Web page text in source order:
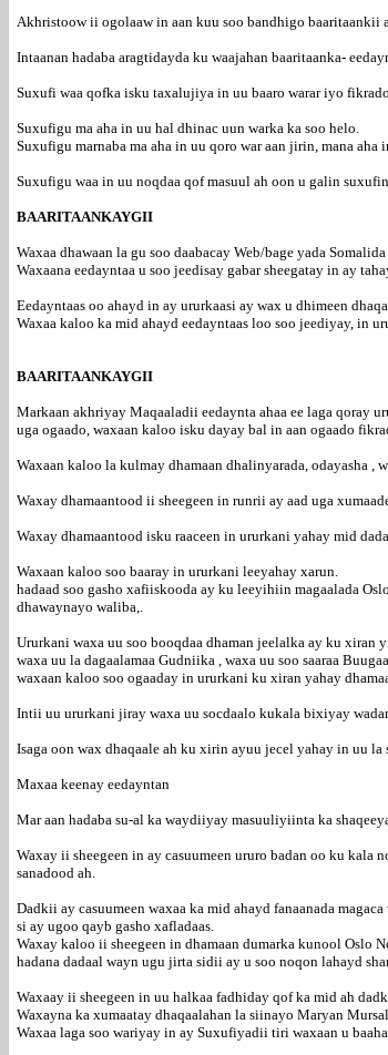
Akhristoow ii ogolaaw in aan kuu soo bandhigo baaritaankii
Intaanan hadaba aragtidayda ku waajahan baaritaanka-
Suxufi waa qofka isku taxalujiya in uu baaro warar iyo
Suxufigu ma aha in uu hal dhinac uun warka ka soo helo.
Suxufigu marnaba ma aha in uu qoro war aan jirin, mana aha
Suxufigu waa in uu noqdaa qof masuul ah oon u galin
BAARITAANKAYGII
Waxaa dhawaan la gu soo daabacay Web/bage yada
Waxaana eedayntaa u soo jeedisay gabar sheegatay in ay
Eedayntaas oo ahayd in ay ururkaasi ay wax u dhimeen
Waxaa kaloo ka mid ahayd eedayntaas loo soo jeediyay, in
BAARITAANKAYGII
Markaan akhriyay Maqaaladii eedaynta ahaa ee laga qoray
uga ogaado, waxaan kaloo isku dayay bal in aan ogaado
Waxaan kaloo la kulmay dhamaan dhalinyarada, odayasha ,
Waxay dhamaantood ii sheegeen in runrii ay aad uga
Waxay dhamaantood isku raaceen in ururkani yahay mid
Waxaan kaloo soo baaray in ururkani leeyahay xarun.
hadaad soo gasho xafiiskooda ay ku leeyihiin magaalada
dhawaynayo waliba,.
Ururkani waxa uu soo booqdaa dhaman jeelalka ay ku xiran
waxa uu la dagaalamaa Gudniika , waxa uu soo saaraa
waxaan kaloo soo ogaaday in ururkani ku xiran yahay
Intii uu ururkani jiray waxa uu socdaalo kukala bixiyay
Isaga oon wax dhaqaale ah ku xirin ayuu jecel yahay in uu
Maxaa keenay eedayntan
Mar aan hadaba su-al ka waydiiyay masuuliyiinta ka
Waxay ii sheegeen in ay casuumeen ururo badan oo ku
sanadood ah.
Dadkii ay casuumeen waxaa ka mid ahayd fanaanada
si ay ugoo qayb gasho xafladaas.
Waxay kaloo ii sheegeen in dhamaan dumarka kunool Oslo
hadana dadaal wayn ugu jirta sidii ay u soo noqon lahayd
Waxaay ii sheegeen in uu halkaa fadhiday qof ka mid ah
Waxayna ka xumaatay dhaqaalahan la siinayo Maryan Mursal.
Waxaa laga soo wariyay in ay Suxufiyadii tiri waxaan u